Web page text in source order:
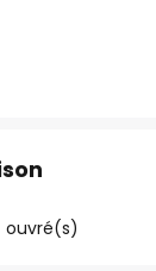
ouvré(s)